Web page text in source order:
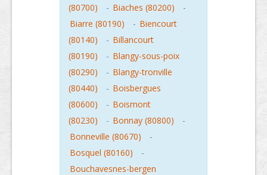
(80700) - Biaches (80200)
-
Biarre (80190)
- Biencourt
(80140)
- Billancourt
(80190)
- Blangy-sous-poix
(80290)
- Blangy-tronville
(80440)
- Boisbergues
(80600)
- Boismont
(80230)
- Bonnay (80800)
-
Bonneville (80670)
-
Bosquel (80160)
-
Bouchavesnes-bergen